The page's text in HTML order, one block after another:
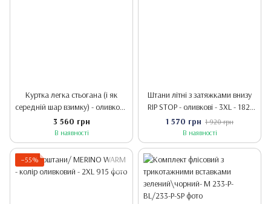
Куртка легка стьогана (і як
середній шар взимку) - оливкова
- 2XL
3 560 грн
В наявності
Штани літні з затяжками внизу
RIP STOP - оливкові - 3XL - 182-
188
1 570 грн 1 920 грн
В наявності
−55%